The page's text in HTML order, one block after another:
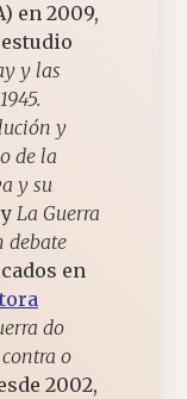
en 2009,
y las
y
de la
y su
La Guerra
debate
en
do
o
2002,